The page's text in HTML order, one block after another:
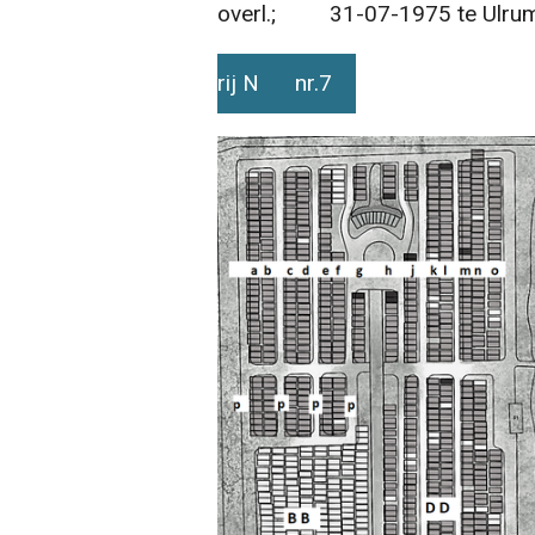
overl.; 31-07-1975 te
rij N nr.7